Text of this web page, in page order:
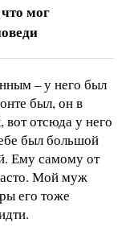
мог
– у него был
был, он в
вот отсюда у него
был большой
Ему самому от
Мой муж
его тоже